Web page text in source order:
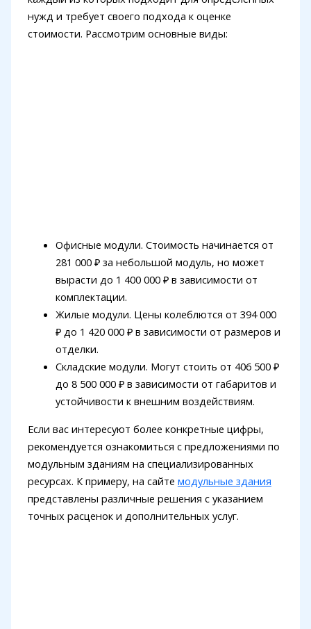
нужд и требует своего подхода к оценке
стоимости. Рассмотрим основные виды:
Офисные модули. Стоимость начинается от
281 000 ₽ за небольшой модуль, но может
вырасти до 1 400 000 ₽ в зависимости от
комплектации.
Жилые модули. Цены колеблются от 394 000
₽ до 1 420 000 ₽ в зависимости от размеров и
отделки.
Складские модули. Могут стоить от 406 500 ₽
до 8 500 000 ₽ в зависимости от габаритов и
устойчивости к внешним воздействиям.
Если вас интересуют более конкретные цифры,
рекомендуется ознакомиться с предложениями по
модульным зданиям на специализированных
ресурсах. К примеру, на сайте модульные здания
представлены различные решения с указанием
точных расценок и дополнительных услуг.